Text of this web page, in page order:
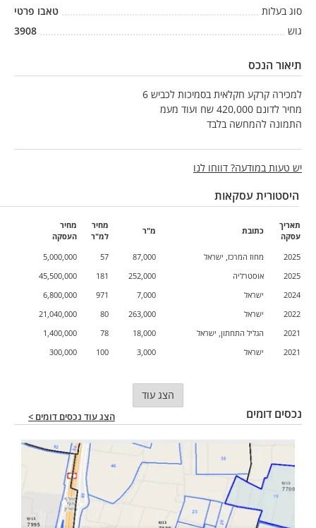
סוג בעלות
טאבו פרטי
גוש
3908
תיאור הנכס
למכירה קרקע חקלאית בסמיכות לכביש 6
מחיר לדונם 420,000 שח ועוד מעמ
התמונה להמחשה בלבד
יש טעות במודעה? דווחו לנו
היסטורית עסקאות
תאריך
עסקה
כתובת מ"ר
מחיר
למ"ר
מחיר
העסקה
2025
מחוז המרכז, ישראל 87,000
57
5,000,000
2025
אוסטרליה 252,000
181
45,500,000
2024
ישראל 7,000
971
6,800,000
2022
ישראל 263,000
80
21,040,000
2021
הגליל התחתון, ישראל 18,000
78
1,400,000
2021
ישראל 3,000
100
300,000
הצג עוד
נכסים דומים הצג עוד נכסים דומים >